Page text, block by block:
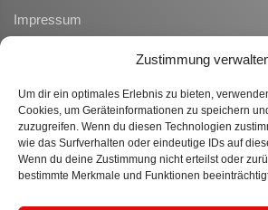
Zustimmung
Um dir ein optimales Erlebnis zu bieten,
Cookies, um Geräteinformationen zu speichern
zuzugreifen. Wenn du diesen Technologien
wie das Surfverhalten oder eindeutige IDs auf
Wenn du deine Zustimmung nicht erteilst oder
bestimmte Merkmale und Funktionen
Impressum
Zahlung und Lieferung
Widerrufsrecht
Ueber uns